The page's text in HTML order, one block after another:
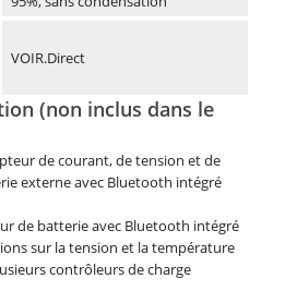
VOIR.Direct
(non inclus dans le
de courant, de tension et de
externe avec Bluetooth intégré
de batterie avec Bluetooth intégré
sur la tension et la température
contrôleurs de charge